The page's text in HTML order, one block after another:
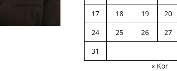
17
18 19 20
24
25 26 27
31
« Kor